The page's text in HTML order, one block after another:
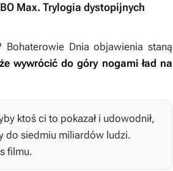
Max. Trylogia dystopijnych
Bohaterowie Dnia objawienia staną
wywrócić do góry nogami ład na
ktoś ci to pokazał i udowodnił,
do siedmiu miliardów ludzi.
filmu.